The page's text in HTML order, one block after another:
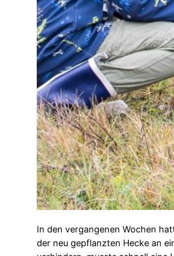
In den vergangenen Wochen
der neu gepflanzten Hecke an